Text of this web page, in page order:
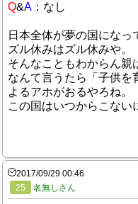
Q&A ：なし
日本全体が夢の国になっ
ズル休みはズル休みや。
そんなこともわからん親
なんて言うたら「子供を
よるアホがおるやろね。
この国はいつからこない
2017/09/29 00:46
25
名無しさん